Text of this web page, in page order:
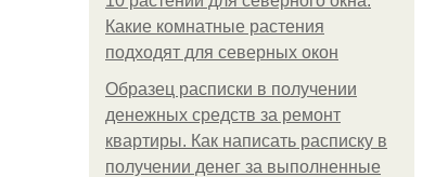
Какие комнатные растения
подходят для северных окон
Образец расписки в получении
денежных средств за ремонт
квартиры. Как написать расписку в
получении денег за выполненные